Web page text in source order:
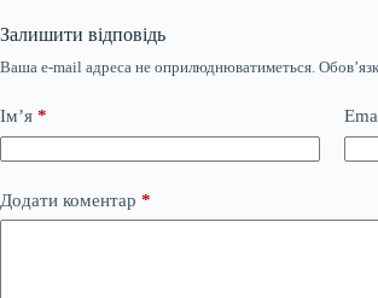
Залишити відповідь
Ваша e-mail адреса не оприлюднюватиметься.
Ім’я *
Додати коментар *